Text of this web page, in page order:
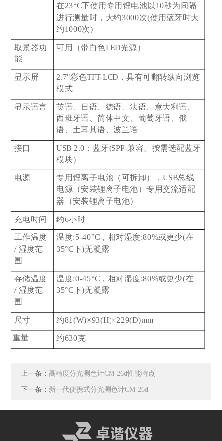
在23°C下使用专用锂电池以10秒为间隔
进行测量时，大约3000次(使用蓝牙时大
约1000次)
取景器功
能
可用（带白色LED光源）
显示屏 2.7"彩色TFT-LCD，具有可翻转纵向浏览
模式
显示语言
英语、日语、德语、法语、意大利语、
西班牙语、简体中文、葡萄牙语、俄
语、土耳其语、波兰语
接口 USB 2.0 ；蓝牙(SPP-兼容。按需选配蓝牙
模块）
电源
专用锂离子电池（可拆卸），USB总线
电源（安装锂离子电池）专用交流适配
器（安装锂离子电池）
充电时间 约6小时
工作温度
/ 湿度范
围
温度:5-40°C，相对湿度:80%或更少(在
35°C下)无凝露
存储温度
/ 湿度范
围
温度:0-45°C，相对湿度:80%或更少(在
35°C下)无凝露
尺寸 约81(W)×93(H)×229(D)mm
重量 约630克
上一条： 高精度分光测色计CM-26d性能特点
下一条： 新一代便携式分光测色计CM-26d